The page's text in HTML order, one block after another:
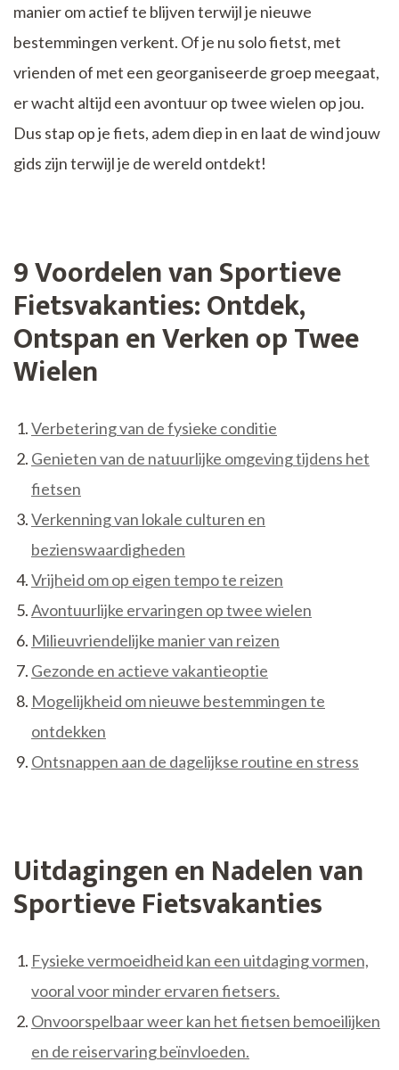
manier om actief te blijven terwijl je nieuwe
bestemmingen verkent. Of je nu solo fietst, met
vrienden of met een georganiseerde groep meegaat,
er wacht altijd een avontuur op twee wielen op jou.
Dus stap op je fiets, adem diep in en laat de wind jouw
gids zijn terwijl je de wereld ontdekt!
9 Voordelen van Sportieve
Fietsvakanties: Ontdek,
Ontspan en Verken op Twee
Wielen
Verbetering van de fysieke conditie
Genieten van de natuurlijke omgeving tijdens het
fietsen
Verkenning van lokale culturen en
bezienswaardigheden
Vrijheid om op eigen tempo te reizen
Avontuurlijke ervaringen op twee wielen
Milieuvriendelijke manier van reizen
Gezonde en actieve vakantieoptie
Mogelijkheid om nieuwe bestemmingen te
ontdekken
Ontsnappen aan de dagelijkse routine en stress
Uitdagingen en Nadelen van
Sportieve Fietsvakanties
Fysieke vermoeidheid kan een uitdaging vormen,
vooral voor minder ervaren fietsers.
Onvoorspelbaar weer kan het fietsen bemoeilijken
en de reiservaring beïnvloeden.